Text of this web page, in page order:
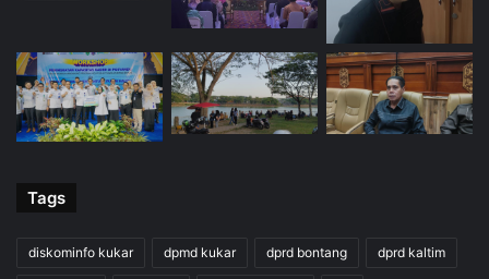
Tags
diskominfo kukar dpmd kukar dprd bontang dprd kaltim